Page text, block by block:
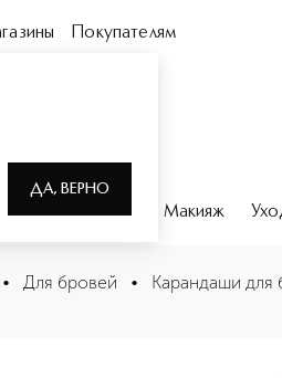
ДА, ВЕРНО
Покупателям
Парфюмерия Макияж
карандаш для бровей
• Для бровей • Карандаши для